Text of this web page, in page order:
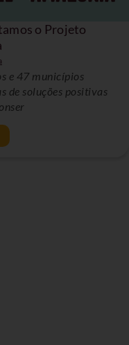
o Projeto
e 47 municípios
de soluções positivas